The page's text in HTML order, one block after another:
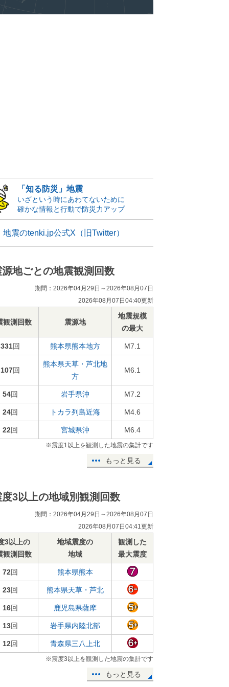
「知る防災」地震
いざという時にあわてないために
確かな情報と行動で防災力アップ
地震のtenki.jp公式X（旧Twitter）
源地ごとの地震観測回数
期間：2026年04月29日～2026年08月07日
2026年08月07日04:40更新
観測回数 震源地
地震規模
の最大
331回 熊本県熊本地方 M7.1
107回
熊本県天草・芦北地
方
M6.1
54回 岩手県沖 M7.2
24回 トカラ列島近海 M4.6
22回 宮城県沖 M6.4
※震度1以上を観測した地震の集計です
もっと見る
度3以上の地域別観測回数
期間：2026年04月29日～2026年08月07日
2026年08月07日04:41更新
3以上の
観測回数
地域震度の
地域
観測した
最大震度
72回 熊本県熊本
23回 熊本県天草・芦北
16回 鹿児島県薩摩
13回 岩手県内陸北部
12回 青森県三八上北
※震度3以上を観測した地震の集計です
もっと見る